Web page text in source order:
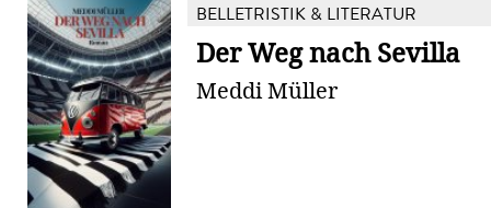
BELLETRISTIK & LITERATUR
Der Weg nach Sevilla
Meddi Müller